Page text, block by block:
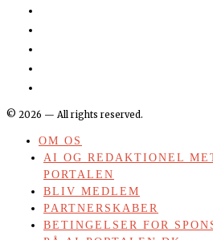
© 2026 — All rights reserved.
OM OS
AI OG REDAKTIONEL
PORTALEN
BLIV MEDLEM
PARTNERSKABER
BETINGELSER FOR